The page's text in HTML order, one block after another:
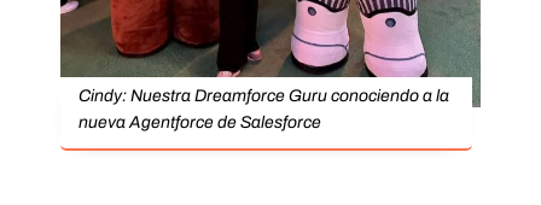
Cindy: Nuestra Dreamforce Guru conociendo a la
nueva Agentforce de Salesforce